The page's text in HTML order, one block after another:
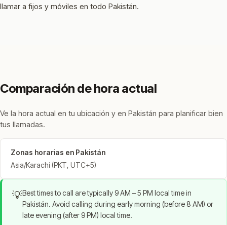
llamar a fijos y móviles en todo Pakistán.
Comparación de hora actual
Ve la hora actual en tu ubicación y en Pakistán para planificar bien
tus llamadas.
Zonas horarias en Pakistán
Asia/Karachi (PKT, UTC+5)
💡Best times to call are typically 9 AM – 5 PM local time in
Pakistán. Avoid calling during early morning (before 8 AM) or
late evening (after 9 PM) local time.